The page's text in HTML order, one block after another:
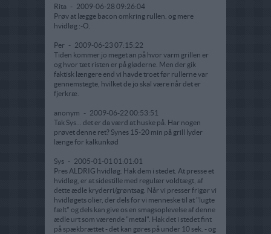
Rita - 2009-06-28 09:26:04
Prøv at lægge bacon omkring rullen. og mere
hvidløg :-O.
Per - 2009-06-23 07:15:22
Tiden kommer jo meget an på hvor varm grillen er
og hvor tæt risten er på gløderne. Men der gik
faktisk længere end vi havde troet før rullerne var
gennemstegte, hvilket de jo skal være når det er
fjerkræ.
anonym - 2009-06-22 00:53:51
Tak Sys... det er da værd at huske på. Har nogen
prøvet denne ret? Synes 15-20 min på grill lyder
længe for kalkunkød
Sys - 2005-01-01 01:01:01
Pres ALDRIG hvidløg. Hak dem i stedet. At presse et
hvidløg, er at sidestille med regulær voldtægt, af
dette ædle kryderri/grøntsag. Når vi presser frigør vi
hvidløgets olier, der dels for vi menneske til at "lugte
fælt" og dels kan give os en smagsoplevelse af denne
ædle urt som værende "metal". Hak det i stedet fint
på spækbrættet - det kan gøres på under 10 sek. - og